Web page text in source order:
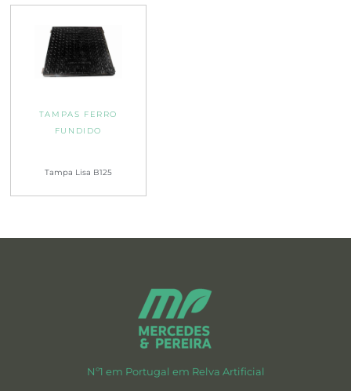
TAMPAS FERRO
FUNDIDO
Tampa Lisa B125
Nº1 em Portugal em Relva Artificial